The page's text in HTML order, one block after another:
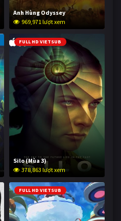
Anh Hùng Odyssey
969,971 lượt xem
FULL HD VIETSUB
Silo (Mùa 3)
378,863 lượt xem
FULL HD VIETSUB